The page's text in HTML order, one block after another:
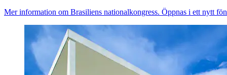
Mer information om Brasiliens nationalkongress. Öppnas i ett nytt